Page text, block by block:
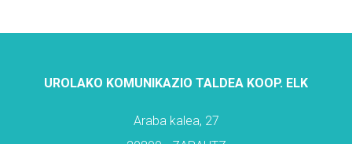
UROLAKO KOMUNIKAZIO TALDEA KOOP. ELK
Araba kalea, 27